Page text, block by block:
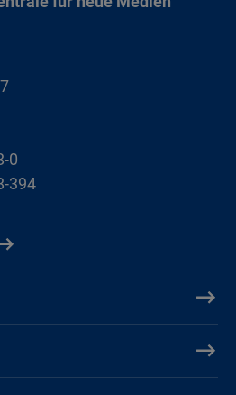
0
394